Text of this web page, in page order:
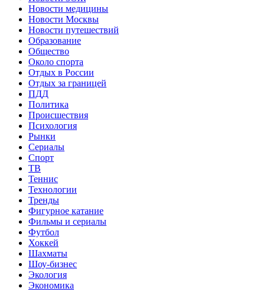
Новости медицины
Новости Москвы
Новости путешествий
Образование
Общество
Около спорта
Отдых в России
Отдых за границей
ПДД
Политика
Происшествия
Психология
Рынки
Сериалы
Спорт
ТВ
Теннис
Технологии
Тренды
Фигурное катание
Фильмы и сериалы
Футбол
Хоккей
Шахматы
Шоу-бизнес
Экология
Экономика